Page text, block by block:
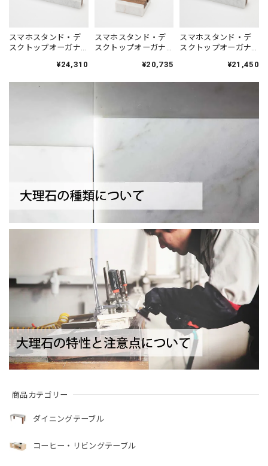
商品カテゴリー
ダイニングテーブル
コーヒー・リビングテーブル
スマホスタンド・デ
スクトップオーガナ
ラインL｜イタリア産
¥24,310
スマホスタンド・デ
スクトップオーガナ
スタンド｜イタリア
¥20,735
スマホスタンド・デ
スクトップオーガナ
ラインM｜イタリア産
¥21,450